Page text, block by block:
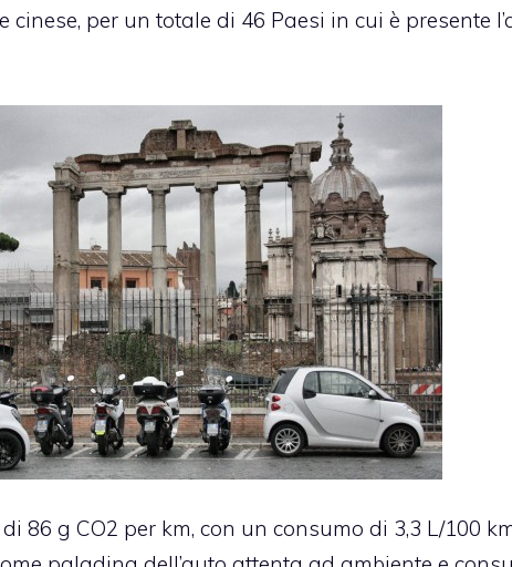
per un totale di 46 Paesi in cui è presente
86 g CO2 per km, con un consumo di 3,3 L/100